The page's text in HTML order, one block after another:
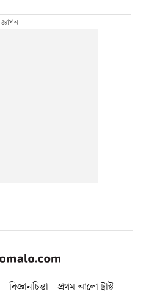
বিজ্ঞানচিন্তা
প্রথম আলো ট্রাস্ট